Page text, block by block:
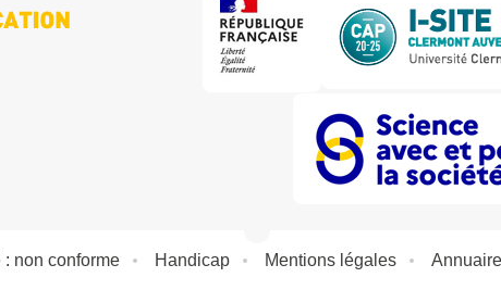
non conforme Handicap Mentions légales Annuaire